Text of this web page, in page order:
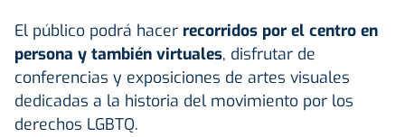
El público podrá hacer recorridos por el centro en
persona y también virtuales, disfrutar de
conferencias y exposiciones de artes visuales
dedicadas a la historia del movimiento por los
derechos LGBTQ.